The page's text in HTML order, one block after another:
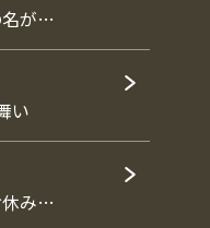
名が…
い
休み…